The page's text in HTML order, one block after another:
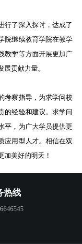
了深入探讨，达成了
院继续教育学院在教学
教学等方面开展更加广
贡献力量。
察指导，为求学问校
的经验和建议。求学问
平，为广大学员提供更
应用型人才。相信在双
加美好的明天！
热线